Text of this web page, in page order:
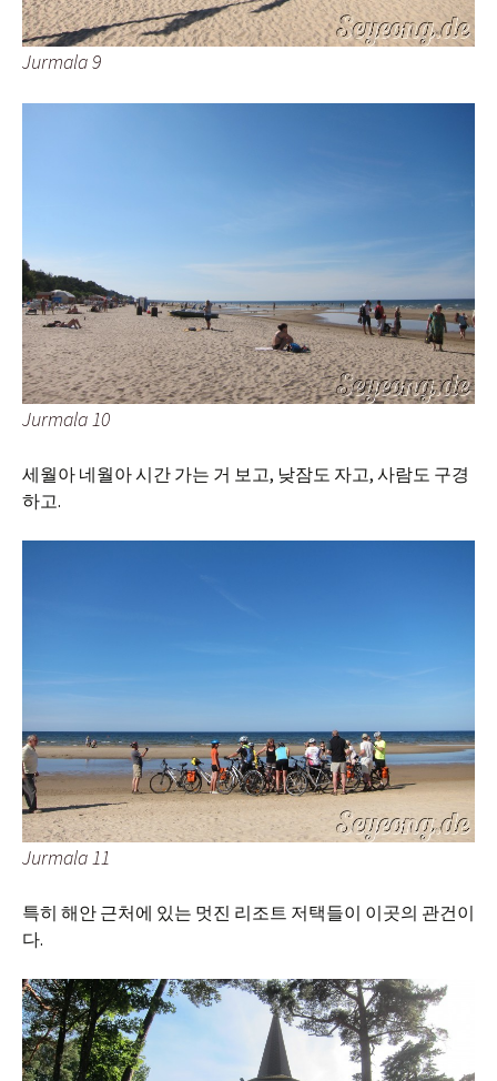
Jurmala 9
Jurmala 10
세월아 네월아 시간 가는 거 보고, 낮잠도 자고, 사람도 구경
하고.
Jurmala 11
특히 해안 근처에 있는 멋진 리조트 저택들이 이곳의 관건이
다.